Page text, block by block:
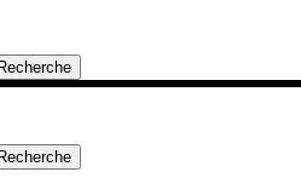
Recherche
Recherche